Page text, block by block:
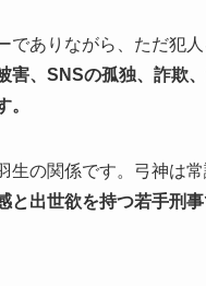
ありながら、ただ犯
害、SNSの孤独、詐欺
。
生の関係です。弓神は
と出世欲を持つ若手刑